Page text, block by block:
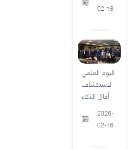
02-18
اليوم العلمي
لاستكشاف
آفاق الذكاء
2026-
02-16